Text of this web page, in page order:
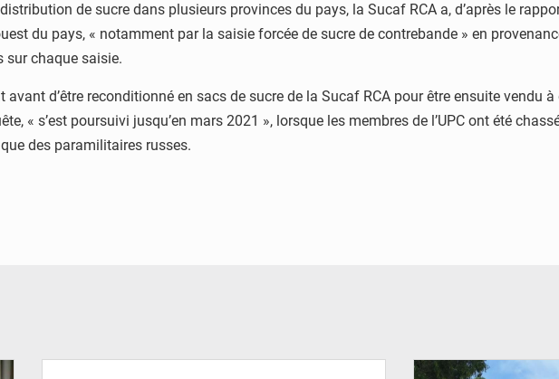
de sucre dans plusieurs provinces du pays, la Sucaf RCA a, d’après le
du pays, « notamment par la saisie forcée de sucre de contrebande » en
sur chaque saisie.
d’être reconditionné en sacs de sucre de la Sucaf RCA pour être ensuite vendu
« s’est poursuivi jusqu’en mars 2021 », lorsque les membres de l’UPC ont été
des paramilitaires russes.